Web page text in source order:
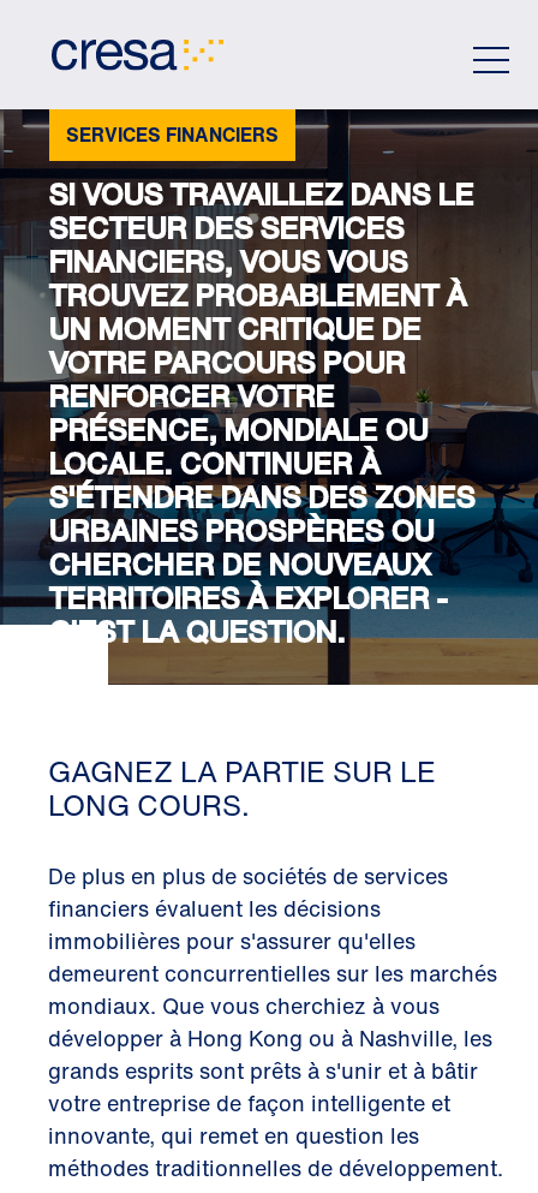
SERVICES FINANCIERS
SI VOUS TRAVAILLEZ DANS LE
SECTEUR DES SERVICES
FINANCIERS, VOUS VOUS
TROUVEZ PROBABLEMENT À
UN MOMENT CRITIQUE DE
VOTRE PARCOURS POUR
RENFORCER VOTRE
PRÉSENCE, MONDIALE OU
LOCALE. CONTINUER À
S'ÉTENDRE DANS DES ZONES
URBAINES PROSPÈRES OU
CHERCHER DE NOUVEAUX
TERRITOIRES À EXPLORER -
C'EST LA QUESTION.
GAGNEZ LA PARTIE SUR LE
LONG COURS.
De plus en plus de sociétés de services
financiers évaluent les décisions
immobilières pour s'assurer qu'elles
demeurent concurrentielles sur les marchés
mondiaux. Que vous cherchiez à vous
développer à Hong Kong ou à Nashville, les
grands esprits sont prêts à s'unir et à bâtir
votre entreprise de façon intelligente et
innovante, qui remet en question les
méthodes traditionnelles de développement.